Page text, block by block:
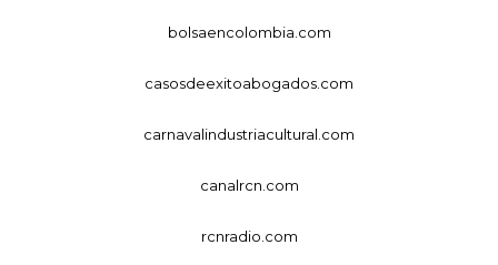
bolsaencolombia.com
casosdeexitoabogados.com
carnavalindustriacultural.com
canalrcn.com
rcnradio.com